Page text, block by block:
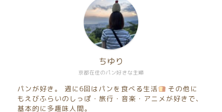
京都在住のパン好きな主婦
ちゆり
パンが好き。 週に6回はパンを食べる生活
その他に
もえびふらいのしっぽ・旅行・音楽・アニメが好きで、
基本的に多趣味人間。